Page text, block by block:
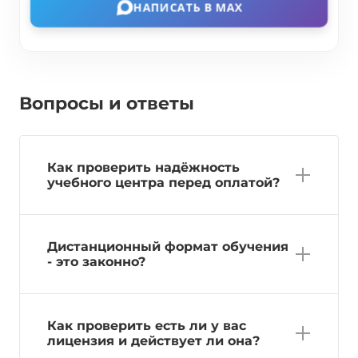
НАПИСАТЬ В MAX
Вопросы и ответы
Как проверить надёжность
учебного центра перед оплатой?
Дистанционный формат обучения
- это законно?
Как проверить есть ли у вас
лицензия и действует ли она?